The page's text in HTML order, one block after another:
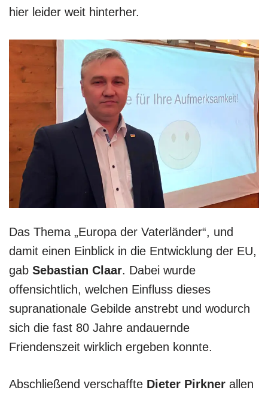
hier leider weit hinterher.
Das Thema „Europa der Vaterländer“, und
damit einen Einblick in die Entwicklung der EU,
gab Sebastian Claar. Dabei wurde
offensichtlich, welchen Einfluss dieses
supranationale Gebilde anstrebt und wodurch
sich die fast 80 Jahre andauernde
Friendenszeit wirklich ergeben konnte.
Abschließend verschaffte Dieter Pirkner allen